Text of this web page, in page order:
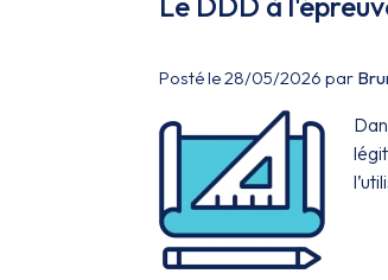
Posté le 28/05/2026 par